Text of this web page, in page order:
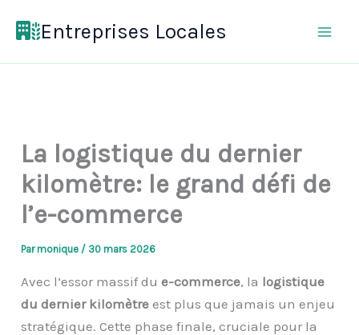
Entreprises Locales
La logistique du dernier
kilomètre: le grand défi de
l’e-commerce
Parmonique / 30 mars 2026
Avec l’essor massif due-commerce, la logistique
du dernier kilomètre est plus que jamais un enjeu
stratégique. Cette phase finale, cruciale pour la